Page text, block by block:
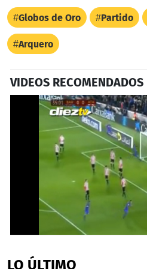
Globos de Oro Partido
Arquero
VIDEOS RECOMENDADOS
of
LO ÚLTIMO